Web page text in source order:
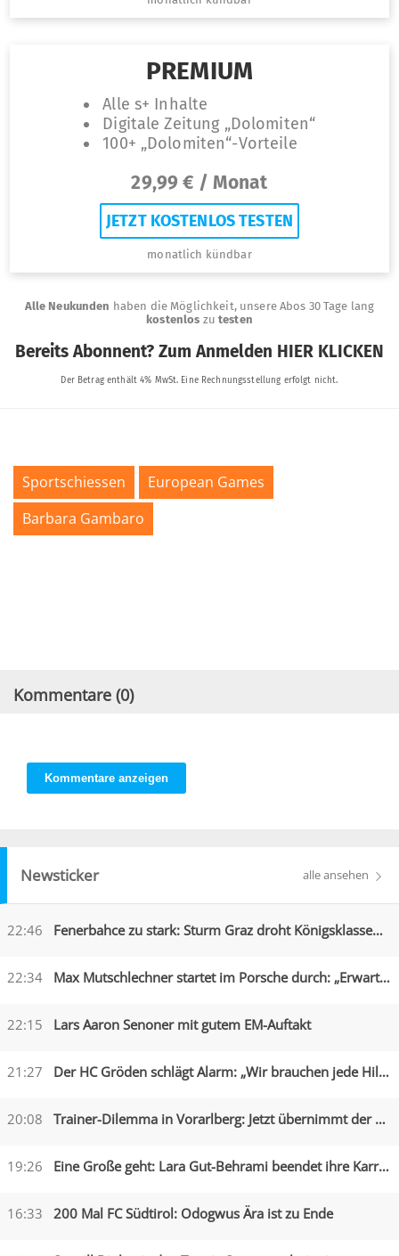
Sportschiessen
European Games
Barbara Gambaro
Kommentare (0)
Kommentare anzeigen
Newsticker alle ansehen
22:46 Fenerbahce zu stark: Sturm Graz droht Königsklassen-Aus
22:34 Max Mutschlechner startet im Porsche durch: „Erwarte Action“
22:15 Lars Aaron Senoner mit gutem EM-Auftakt
21:27 Der HC Gröden schlägt Alarm: „Wir brauchen jede Hilfe“
20:08 Trainer-Dilemma in Vorarlberg: Jetzt übernimmt der Assistent
19:26 Eine Große geht: Lara Gut-Behrami beendet ihre Karriere
16:33 200 Mal FC Südtirol: Odogwus Ära ist zu Ende